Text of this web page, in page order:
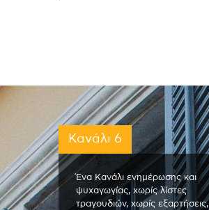
Κανάλι 6
Ένα Κανάλι ενημέρωσης και
ψυχαγωγίας, χωρίς λίστες
τραγουδιών, χωρίς εξαρτήσεις,